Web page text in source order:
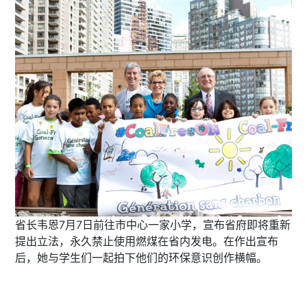
省长韦恩7月7日前往市中心一家小学，宣布省府即将重新
提出立法，永久禁止使用燃煤在省内发电。在作出宣布
后，她与学生们一起拍下他们的环保意识创作横幅。